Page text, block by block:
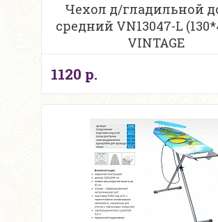
Чехол д/гладильной
средний VN13047-L
VINTAGE
1120 р.